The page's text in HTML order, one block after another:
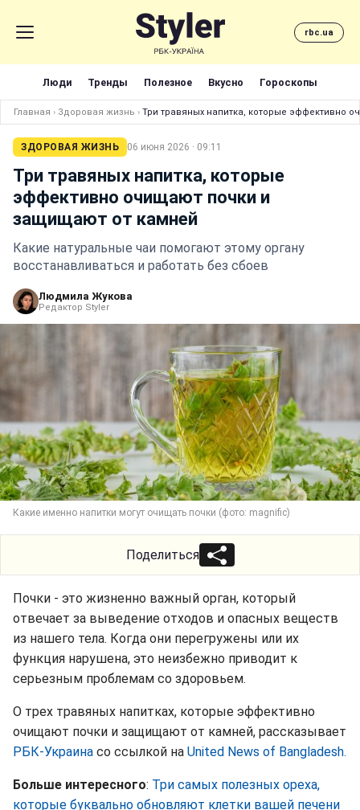
rbc.ua
Люди Тренды Полезное Вкусно Гороскопы
Главная › Здоровая жизнь › Три травяных напитка, которые эффективно
ЗДОРОВАЯ ЖИЗНЬ 06 июня 2026 · 09:11
Три травяных напитка, которые
эффективно очищают почки и
защищают от камней
Какие натуральные чаи помогают этому органу
восстанавливаться и работать без сбоев
Людмила Жукова
Редактор Styler
Какие именно напитки могут очищать почки (фото: magnific)
Поделиться
Почки - это жизненно важный орган, который
отвечает за выведение отходов и опасных веществ
из нашего тела. Когда они перегружены или их
функция нарушена, это неизбежно приводит к
серьезным проблемам со здоровьем.
О трех травяных напитках, которые эффективно
очищают почки и защищают от камней, рассказывает
РБК-Украина со ссылкой на United News of Bangladesh.
Больше интересного: Три самых полезных ореха,
которые буквально обновляют клетки вашей печени